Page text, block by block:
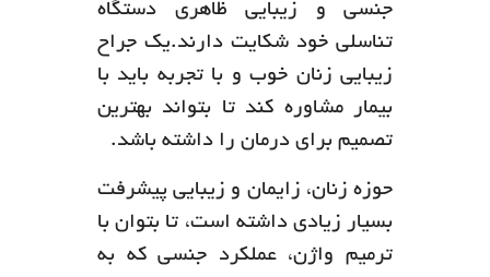
جنسی و زیبایی ظاهری دستگاه
تناسلی خود شکایت دارند.یک جراح
زیبایی زنان خوب و با تجربه باید با
بیمار مشاوره کند تا بتواند بهترین
تصمیم برای درمان را داشته باشد.
حوزه زنان، زایمان و زیبایی پیشرفت
بسیار زیادی داشته است، تا بتوان با
ترمیم واژن، عملکرد جنسی که به